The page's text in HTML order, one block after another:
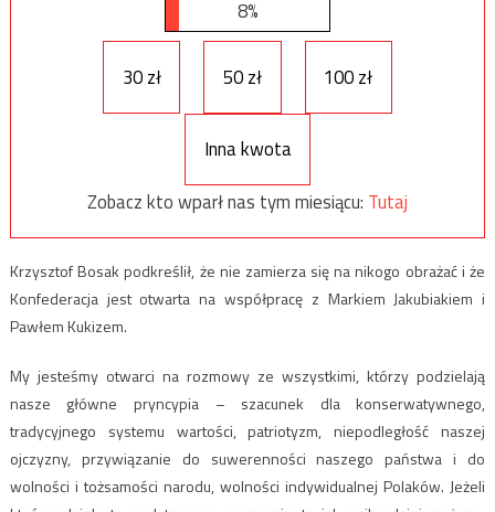
8%
30 zł 50 zł 100 zł
Inna kwota
Zobacz kto wparł nas tym miesiącu: Tutaj
Krzysztof Bosak podkreślił, że nie zamierza się na nikogo obrażać i że
Konfederacja jest otwarta na współpracę z Markiem Jakubiakiem i
Pawłem Kukizem.
My jesteśmy otwarci na rozmowy ze wszystkimi, którzy podzielają
nasze główne pryncypia – szacunek dla konserwatywnego,
tradycyjnego systemu wartości, patriotyzm, niepodległość naszej
ojczyzny, przywiązanie do suwerenności naszego państwa i do
wolności i tożsamości narodu, wolności indywidualnej Polaków. Jeżeli